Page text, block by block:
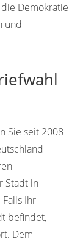
Demokratie
und
Sie seit 2008
Stadt in
Ihr
befindet,
Dem